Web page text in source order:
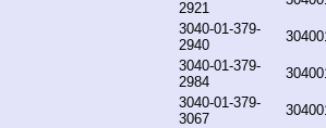
2921
3040-01-379-
2940
3040-01-379-
2984
3040-01-379-
3067